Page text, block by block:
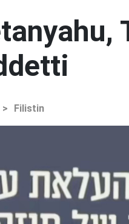
> Filistin